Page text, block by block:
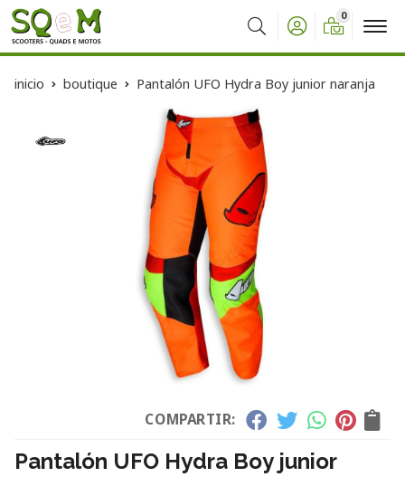
Buscar
0
inicio boutique Pantalón UFO Hydra Boy junior naranja
COMPARTIR:
Pantalón UFO Hydra Boy junior